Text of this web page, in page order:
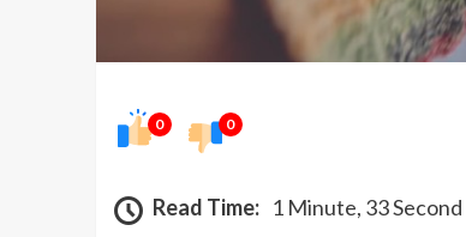
0 0
Read Time: 1 Minute, 33 Second